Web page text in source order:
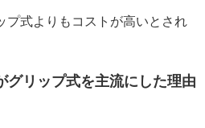
プ式よりもコストが高いとされ
グリップ式を主流にした理由